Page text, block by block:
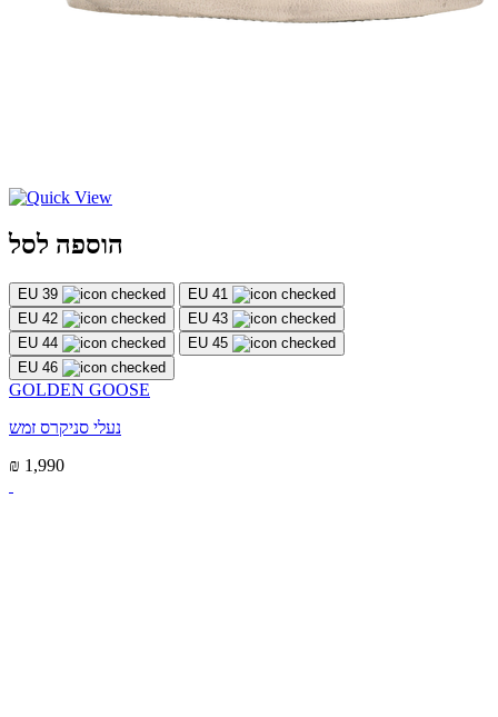
הוספה לסל
EU 39
EU 41
EU 42
EU 43
EU 44
EU 45
EU 46
GOLDEN GOOSE
נעלי סניקרס זמש
₪ 1,990